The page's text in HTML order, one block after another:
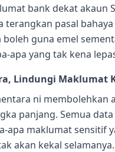
bank dekat akaun
terangkan pasal
boleh guna emel
apa yang tak kena
Lindungi Maklumat
ni
panjang. Semua
apa maklumat sensitif
akan kekal